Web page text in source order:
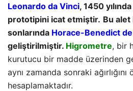
Leonardo da Vinci, 1450 yılında
prototipini icat etmiştir. Bu alet
sonlarında Horace-Benedict
geliştirilmiştir. Higrometre, bir
kurutucu bir madde üzerinden
aynı zamanda sonraki
hesaplamaktadır.